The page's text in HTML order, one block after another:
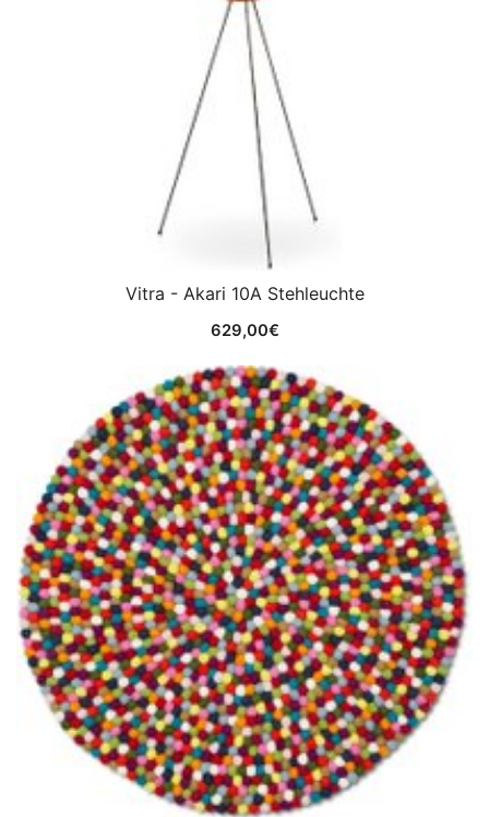
Vitra - Akari 10A Stehleuchte
629,00€